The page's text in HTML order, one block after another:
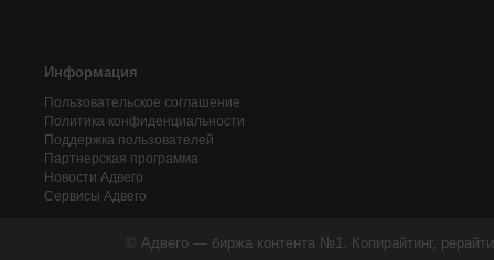
Информация
Пользовательское соглашение
Политика конфиденциальности
Поддержка пользователей
Партнерская программа
Новости Адвего
Сервисы Адвего
© Адвего — биржа контента №1. Копирайтинг,